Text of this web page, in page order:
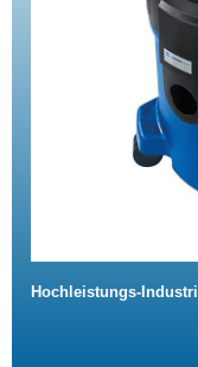
Hochleistungs-